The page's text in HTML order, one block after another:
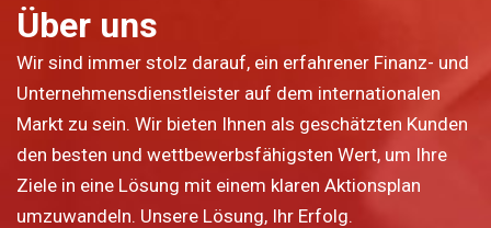
Über uns
Wir sind immer stolz darauf, ein erfahrener Finanz- und
Unternehmensdienstleister auf dem internationalen
Markt zu sein. Wir bieten Ihnen als geschätzten Kunden
den besten und wettbewerbsfähigsten Wert, um Ihre
Ziele in eine Lösung mit einem klaren Aktionsplan
umzuwandeln. Unsere Lösung, Ihr Erfolg.